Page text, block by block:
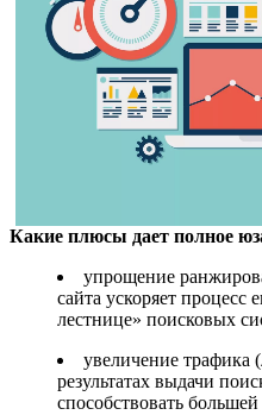
Какие плюсы дает полное
упрощение
сайта ускоряет процесс
лестнице» поисковых
увеличение трафика
результатах выдачи
способствовать